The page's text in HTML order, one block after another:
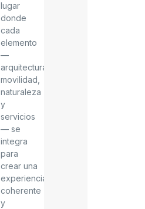
lugar
donde
cada
elemento
—
arquitectura,
movilidad,
naturaleza
y
servicios
— se
integra
para
crear una
experiencia
coherente
y